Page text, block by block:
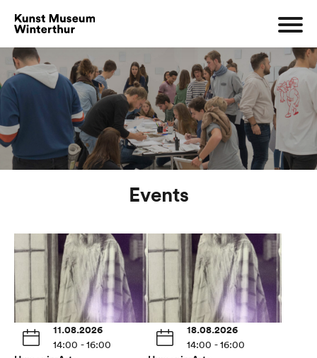
Events
11.08.2026
14:00 - 16:00
18.08.2026
14:00 - 16:00